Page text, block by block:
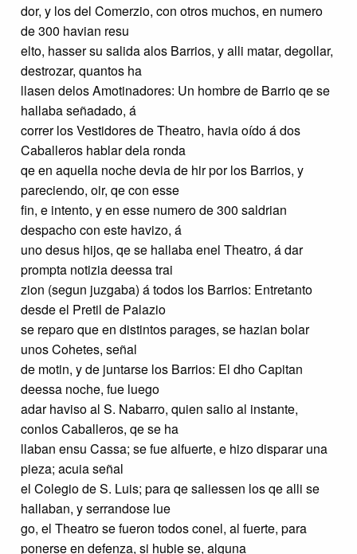
dor, y los del Comerzio, con otros muchos, en numero
de 300 havian resu
elto, hasser su salida alos Barrios, y alli matar, degollar,
destrozar, quantos ha
llasen delos Amotinadores: Un hombre de Barrio qe se
hallaba señadado, á
correr los Vestidores de Theatro, havia oído á dos
Caballeros hablar dela ronda
qe en aquella noche devia de hir por los Barrios, y
pareciendo, oir, qe con esse
fin, e intento, y en esse numero de 300 saldrian
despacho con este havizo, á
uno desus hijos, qe se hallaba enel Theatro, á dar
prompta notizia deessa trai
zion (segun juzgaba) á todos los Barrios: Entretanto
desde el Pretil de Palazio
se reparo que en distintos parages, se hazian bolar
unos Cohetes, señal
de motin, y de juntarse los Barrios: El dho Capitan
deessa noche, fue luego
adar haviso al S. Nabarro, quien salio al instante,
conlos Caballeros, qe se ha
llaban ensu Cassa; se fue alfuerte, e hizo disparar una
pieza; acuia señal
el Colegio de S. Luis; para qe saliessen los qe alli se
hallaban, y serrandose lue
go, el Theatro se fueron todos conel, al fuerte, para
ponerse en defenza, si hubie se, alguna